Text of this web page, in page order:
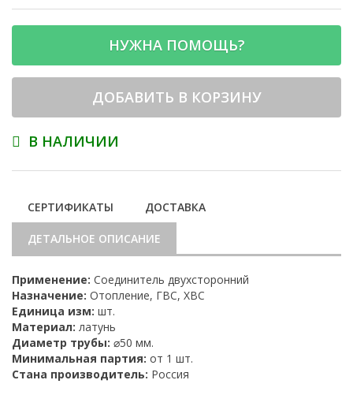
НУЖНА ПОМОЩЬ?
ДОБАВИТЬ В КОРЗИНУ
В НАЛИЧИИ
СЕРТИФИКАТЫ ДОСТАВКА
ДЕТАЛЬНОЕ ОПИСАНИЕ
Применение: Соединитель двухсторонний
Назначение: Отопление, ГВС, ХВС
Единица изм: шт.
Материал: латунь
Диаметр трубы: ⌀50 мм.
Минимальная партия: от 1 шт.
Стана производитель: Россия